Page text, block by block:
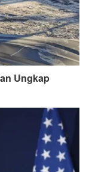
Ungkap